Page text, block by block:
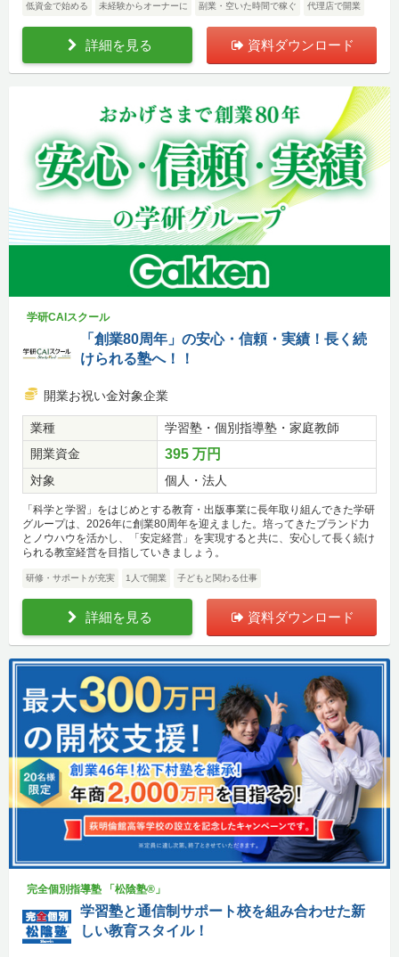
低資金で始める 未経験からオーナーに 副業・空いた時間で稼ぐ 代理店で開業
詳細を見る 資料ダウンロード
学研CAIスクール
「創業80周年」の安心・信頼・実績！長く続
けられる塾へ！！
開業お祝い金対象企業
業種
学習塾・個別指導塾・家庭教師
開業資金
395 万円
対象 個人・法人
「科学と学習」をはじめとする教育・出版事業に長年取り組んできた学研
グループは、2026年に創業80周年を迎えました。培ってきたブランド力
とノウハウを活かし、「安定経営」を実現すると共に、安心して長く続け
られる教室経営を目指していきましょう。
研修・サポートが充実 1人で開業 子どもと関わる仕事
詳細を見る 資料ダウンロード
完全個別指導塾 「松陰塾®」
学習塾と通信制サポート校を組み合わせた新
しい教育スタイル！